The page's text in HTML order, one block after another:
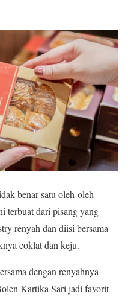
benar satu oleh-oleh
terbuat dari pisang yang
renyah dan diisi bersama
coklat dan keju.
dengan renyahnya
Kartika Sari jadi favorit